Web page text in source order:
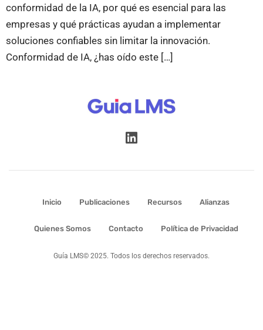
conformidad de la IA, por qué es esencial para las
empresas y qué prácticas ayudan a implementar
soluciones confiables sin limitar la innovación.
Conformidad de IA, ¿has oído este […]
Inicio Publicaciones Recursos Alianzas
Quienes Somos Contacto Política de Privacidad
Guía LMS© 2025. Todos los derechos reservados.